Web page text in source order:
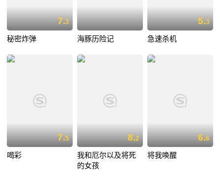
7.3
秘密炸弹 海豚历险记
5.3
急速杀机
7.5
喝彩
8.2
我和厄尔以及将死
的女孩
6.6
将我唤醒